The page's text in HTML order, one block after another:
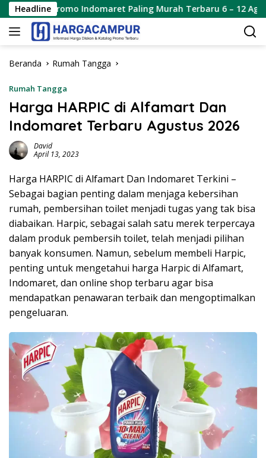
Langsung
ke
konten
Headline
Promo Indomaret Paling Murah Terbaru 6 – 12 Agustus 2026
Beranda Rumah Tangga
Rumah Tangga
Harga HARPIC di Alfamart Dan
Indomaret Terbaru Agustus 2026
David
April 13, 2023
Harga HARPIC di Alfamart Dan Indomaret Terkini –
Sebagai bagian penting dalam menjaga kebersihan
rumah, pembersihan toilet menjadi tugas yang tak bisa
diabaikan. Harpic, sebagai salah satu merek terpercaya
dalam produk pembersih toilet, telah menjadi pilihan
banyak konsumen. Namun, sebelum membeli Harpic,
penting untuk mengetahui harga Harpic di Alfamart,
Indomaret, dan online shop terbaru agar bisa
mendapatkan penawaran terbaik dan mengoptimalkan
pengeluaran.